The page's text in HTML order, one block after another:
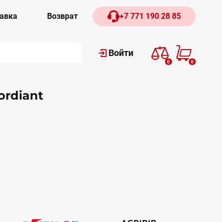
Возврат +7 771 190 28 85
Войти
0 0